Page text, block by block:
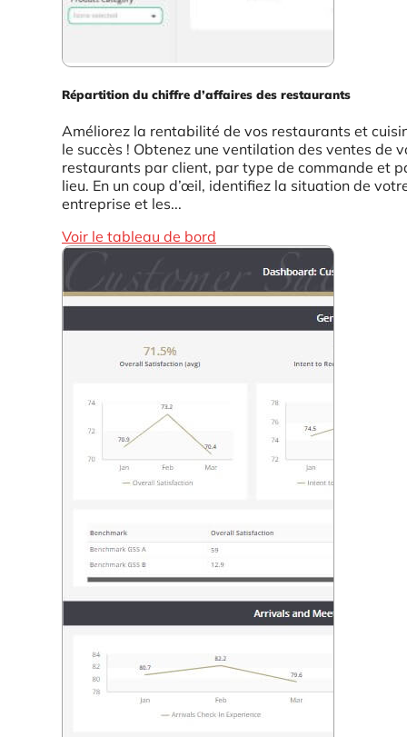
Répartition du chiffre d’affaires des restaurants
Améliorez la rentabilité de vos restaurants et
le succès ! Obtenez une ventilation des ventes de
restaurants par client, par type de commande et
lieu. En un coup d’œil, identifiez la situation de
entreprise et les...
Voir le tableau de bord